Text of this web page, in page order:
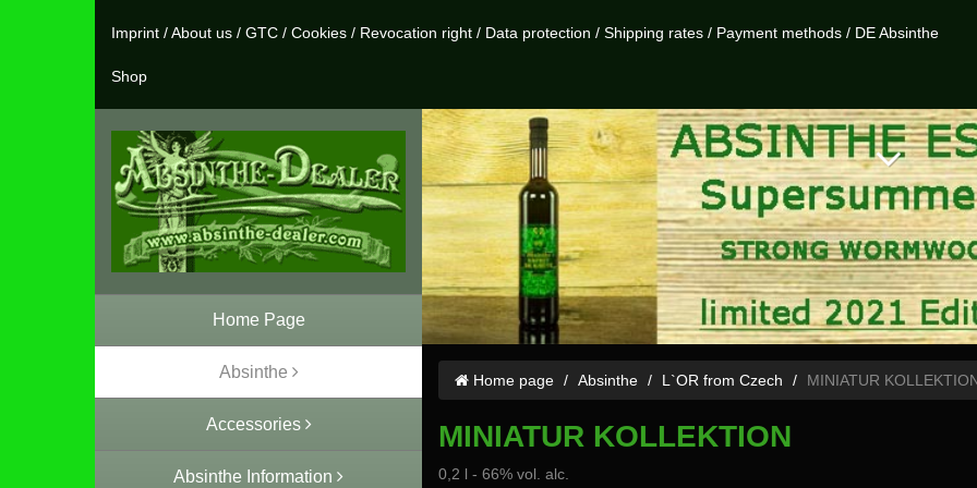
Imprint /About us / GTC / Cookies / Revocation right / Data protection / Shipping rates / Payment methods / DE Absinthe
Shop
Home Page
Absinthe
Accessories
Absinthe Information
Home page Absinthe L`OR from Czech MINIATUR
MINIATUR KOLLEKTION
0,2 l - 66% vol. alc.